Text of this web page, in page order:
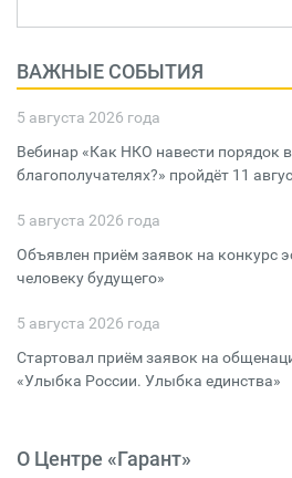
ВАЖНЫЕ СОБЫТИЯ
5 августа 2026 года
Вебинар «Как НКО навести порядок
благополучателях?» пройдёт 11
5 августа 2026 года
Объявлен приём заявок на конкурс
человеку будущего»
5 августа 2026 года
Стартовал приём заявок на
«Улыбка России. Улыбка единства»
О Центре «Гарант»